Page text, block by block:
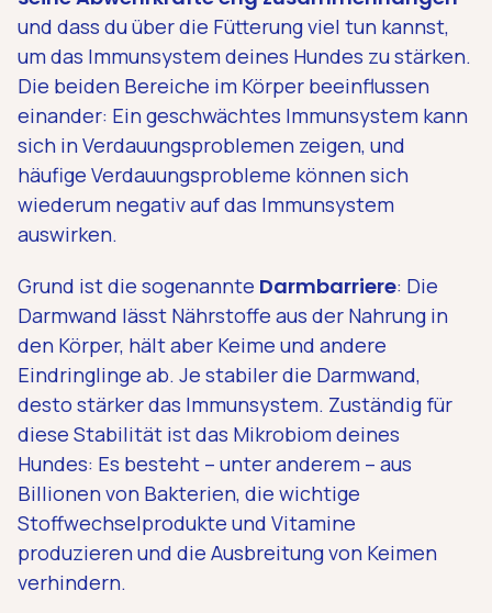
und dass du über die Fütterung viel tun kannst,
um das Immunsystem deines Hundes zu stärken.
Die beiden Bereiche im Körper beeinflussen
einander: Ein geschwächtes Immunsystem kann
sich in Verdauungsproblemen zeigen, und
häufige Verdauungsprobleme können sich
wiederum negativ auf das Immunsystem
auswirken.
Grund ist die sogenannte Darmbarriere: Die
Darmwand lässt Nährstoffe aus der Nahrung in
den Körper, hält aber Keime und andere
Eindringlinge ab. Je stabiler die Darmwand,
desto stärker das Immunsystem. Zuständig für
diese Stabilität ist das Mikrobiom deines
Hundes: Es besteht – unter anderem – aus
Billionen von Bakterien, die wichtige
Stoffwechselprodukte und Vitamine
produzieren und die Ausbreitung von Keimen
verhindern.